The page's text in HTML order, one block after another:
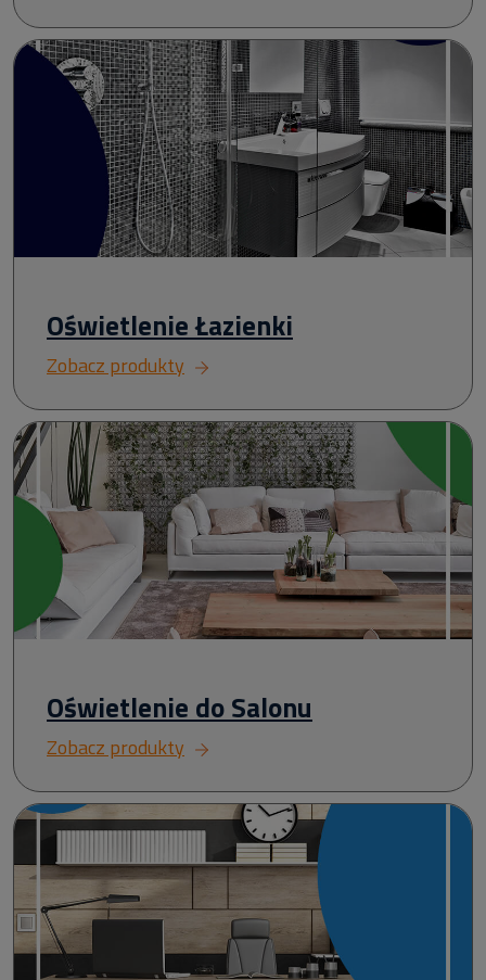
Oświetlenie Łazienki
Zobacz produkty
Oświetlenie do Salonu
Zobacz produkty